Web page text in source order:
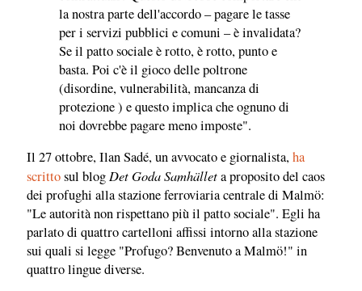
la nostra parte dell'accordo – pagare le tasse
per i servizi pubblici e comuni – è invalidata?
Se il patto sociale è rotto, è rotto, punto e
basta. Poi c'è il gioco delle poltrone
(disordine, vulnerabilità, mancanza di
protezione ) e questo implica che ognuno di
noi dovrebbe pagare meno imposte".
Il 27 ottobre, Ilan Sadé, un avvocato e giornalista,ha
scrittosul blog Det Goda Samhälleta proposito del caos
dei profughi alla stazione ferroviaria centrale di Malmö:
"Le autorità non rispettano più il patto sociale". Egli ha
parlato di quattro cartelloni affissi intorno alla stazione
sui quali si legge "Profugo? Benvenuto a Malmö!" in
quattro lingue diverse.